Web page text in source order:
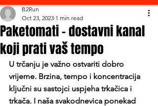
Paketomati – dostavni kanal
koji prati vaš tempo
B2Run
Oct 23, 2023 1 min read
U trčanju je važno ostvariti dobro
vrijeme. Brzina, tempo i koncentracija
ključni su sastojci uspjeha trkačica i
trkača. I naša svakodnevica ponekad